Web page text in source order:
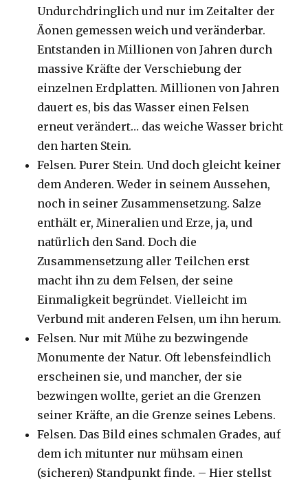
Undurchdringlich und nur im Zeitalter der
Äonen gemessen weich und veränderbar.
Entstanden in Millionen von Jahren durch
massive Kräfte der Verschiebung der
einzelnen Erdplatten. Millionen von Jahren
dauert es, bis das Wasser einen Felsen
erneut verändert… das weiche Wasser bricht
den harten Stein.
Felsen. Purer Stein. Und doch gleicht keiner
dem Anderen. Weder in seinem Aussehen,
noch in seiner Zusammensetzung. Salze
enthält er, Mineralien und Erze, ja, und
natürlich den Sand. Doch die
Zusammensetzung aller Teilchen erst
macht ihn zu dem Felsen, der seine
Einmaligkeit begründet. Vielleicht im
Verbund mit anderen Felsen, um ihn herum.
Felsen. Nur mit Mühe zu bezwingende
Monumente der Natur. Oft lebensfeindlich
erscheinen sie, und mancher, der sie
bezwingen wollte, geriet an die Grenzen
seiner Kräfte, an die Grenze seines Lebens.
Felsen. Das Bild eines schmalen Grades, auf
dem ich mitunter nur mühsam einen
(sicheren) Standpunkt finde. – Hier stellst